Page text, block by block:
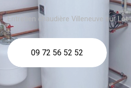
Entretien chaudière Villeneuve sur Lot
09 72 56 52 52